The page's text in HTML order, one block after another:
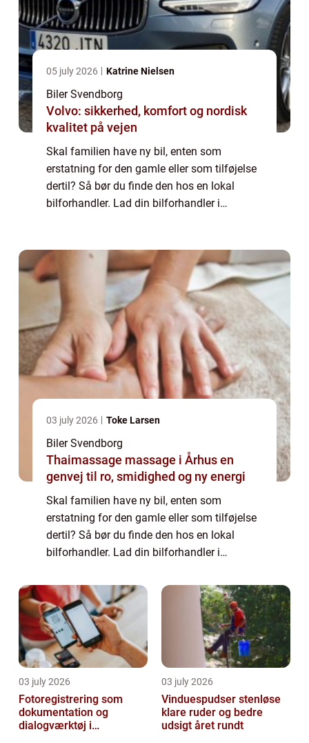
05 july 2026 Katrine Nielsen
Biler Svendborg
Volvo: sikkerhed, komfort og nordisk
kvalitet på vejen
Skal familien have ny bil, enten som
erstatning for den gamle eller som tilføjelse
dertil? Så bør du finde den hos en lokal
bilforhandler. Lad din bilforhandler i
03 july 2026 Toke Larsen
Biler Svendborg
Thaimassage massage i Århus en
genvej til ro, smidighed og ny energi
Skal familien have ny bil, enten som
erstatning for den gamle eller som tilføjelse
dertil? Så bør du finde den hos en lokal
bilforhandler. Lad din bilforhandler i
bil Hvis du er i ...
03 july 2026
Fotoregistrering som
dokumentation og
dialogværktøj i
03 july 2026
Vinduespudser stenløse
klare ruder og bedre
udsigt året rundt